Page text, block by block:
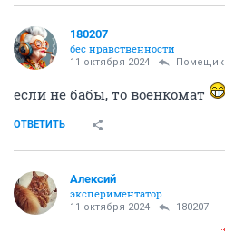
180207
бес нравственности
11 октября 2024 Помещик
если не бабы, то военкомат
ОТВЕТИТЬ
Алексий
экспериментатор
11 октября 2024 180207